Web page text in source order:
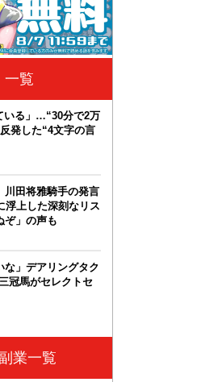
一覧
いる」…“30分で2万
発した“4文字の言
川田将雅騎手の発言
上した深刻なリス
ぞ」の声も
な」デアリングタク
冠馬がセレクトセ
業一覧